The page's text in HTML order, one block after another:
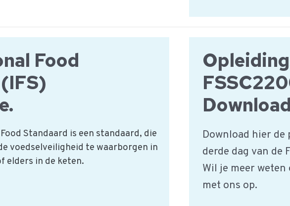
Connect
Vendor
Assurance
Management
Food
Standaard is een standaard, die
voedselveiligheid te waarborgen in
elders in de keten.
Download hier
derde dag van de
Wil je meer
met ons op.